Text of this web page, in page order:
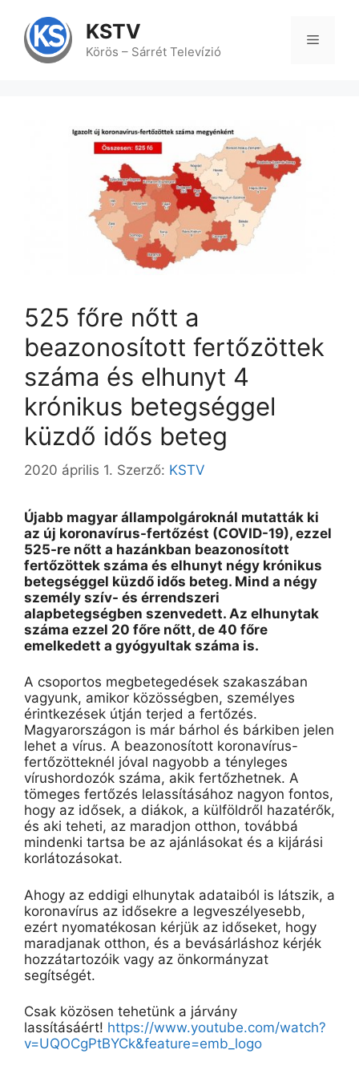
tartalomba
KSTV
Körös – Sárrét Televízió
Menü
525 főre nőtt a
beazonosított fertőzöttek
száma és elhunyt 4
krónikus betegséggel
küzdő idős beteg
2020 április 1. Szerző: KSTV
Újabb magyar állampolgároknál mutatták ki
az új koronavírus-fertőzést (COVID-19), ezzel
525-re nőtt a hazánkban beazonosított
fertőzöttek száma és elhunyt négy krónikus
betegséggel küzdő idős beteg. Mind a négy
személy szív- és érrendszeri
alapbetegségben szenvedett. Az elhunytak
száma ezzel 20 főre nőtt, de 40 főre
emelkedett a gyógyultak száma is.
A csoportos megbetegedések szakaszában
vagyunk, amikor közösségben, személyes
érintkezések útján terjed a fertőzés.
Magyarországon is már bárhol és bárkiben jelen
lehet a vírus. A beazonosított koronavírus-
fertőzötteknél jóval nagyobb a tényleges
vírushordozók száma, akik fertőzhetnek. A
tömeges fertőzés lelassításához nagyon fontos,
hogy az idősek, a diákok, a külföldről hazatérők,
és aki teheti, az maradjon otthon, továbbá
mindenki tartsa be az ajánlásokat és a kijárási
korlátozásokat.
Ahogy az eddigi elhunytak adataiból is látszik, a
koronavírus az idősekre a legveszélyesebb,
ezért nyomatékosan kérjük az időseket, hogy
maradjanak otthon, és a bevásárláshoz kérjék
hozzátartozóik vagy az önkormányzat
segítségét.
Csak közösen tehetünk a járvány
lassításáért! https://www.youtube.com/watch?
v=UQOCgPtBYCk&feature=emb_logo